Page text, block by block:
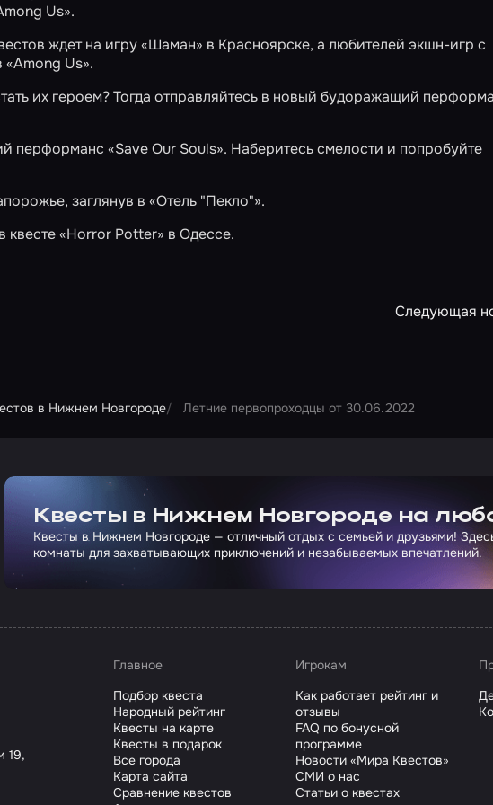
Us».
ждет на игру«Шаман» в Красноярске, а любителей экшн-игр с
«Among Us».
их героем? Тогда отправляйтесь в новый будоражащий
перформанс «Save Our Souls». Наберитесь смелости и попробуйте
заглянув в «Отель "Пекло"».
квесте«Horror Potter» в Одессе.
Следующая
в Нижнем Новгороде Летние первопроходцы от 30.06.2022
на сайт партнера Сколково
Квесты в Нижнем Новгороде на
Квесты в Нижнем Новгороде — отличный отдых с семьей и друзьями!
комнаты для захватывающих приключений и незабываемых впечатлений.
19,
Главное
Подбор квеста
Народный рейтинг
Квесты на карте
Квесты в подарок
Все города
Карта сайта
Сравнение квестов
Игрокам
Как работает рейтинг и
отзывы
FAQ по бонусной
программе
Новости «Мира Квестов»
СМИ о нас
Статьи о квестах